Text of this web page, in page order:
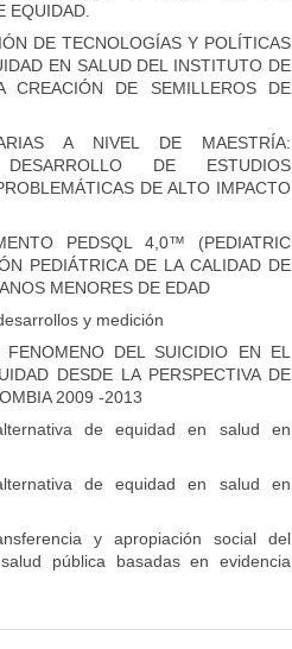
EQUIDAD.
DE TECNOLOGÍAS Y POLÍTICAS
EN SALUD DEL INSTITUTO DE
CREACIÓN DE SEMILLEROS DE
A NIVEL DE MAESTRÍA:
DE ESTUDIOS
DE ALTO IMPACTO
PEDSQL 4,0™ (PEDIATRIC
PEDIÁTRICA DE LA CALIDAD DE
MENORES DE EDAD
y medición
DEL SUICIDIO EN EL
DESDE LA PERSPECTIVA DE
2009 -2013
de equidad en salud en
de equidad en salud en
y apropiación social del
pública basadas en evidencia